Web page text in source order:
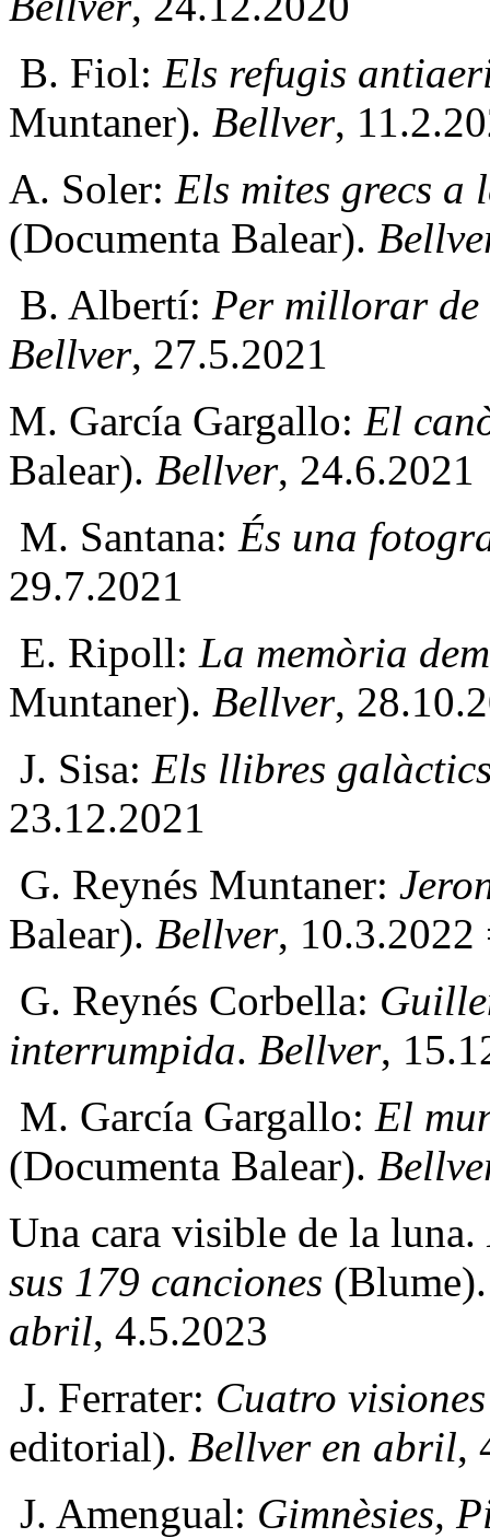
B. Fiol: Els refugis
Muntaner). Bellver,
A. Soler: Els mites grecs a
(Documenta Balear).
B. Albertí: Per millorar
Bellver, 27.5.2021
M. García Gargallo: El
Balear). Bellver, 24.6.2021
M. Santana: És una
29.7.2021
E. Ripoll: La memòria
Muntaner). Bellver,
J. Sisa: Els llibres
23.12.2021
G. Reynés Muntaner:
Balear). Bellver,
G. Reynés Corbella:
interrumpida. Bellver,
M. García Gargallo: El
(Documenta Balear).
Una cara visible de la luna.
sus 179 canciones
abril, 4.5.2023
J. Ferrater: Cuatro
editorial). Bellver en abril,
J. Amengual: Gimnèsies,